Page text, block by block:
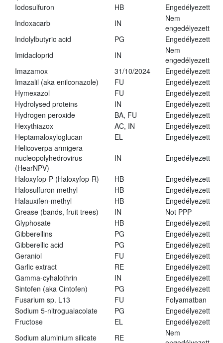
Iodosulfuron
HB
Engedélyezett
Indoxacarb
IN
Nem
engedélyezett
Indolylbutyric acid
PG
Engedélyezett
Imidacloprid
IN
Nem
engedélyezett
Imazamox
31/10/2024
Engedélyezett
Imazalil (aka enilconazole)
FU
Engedélyezett
Hymexazol
FU
Engedélyezett
Hydrolysed proteins
IN
Engedélyezett
Hydrogen peroxide
BA, FU
Engedélyezett
Hexythiazox
AC, IN
Engedélyezett
Heptamaloxyloglucan
EL
Engedélyezett
Helicoverpa armigera
nucleopolyhedrovirus
(HearNPV)
IN Engedélyezett
Haloxyfop-P (Haloxyfop-R) HB
Engedélyezett
Halosulfuron methyl
HB
Engedélyezett
Halauxifen-methyl
HB
Engedélyezett
Grease (bands, fruit trees)
IN
Not PPP
Glyphosate
HB
Engedélyezett
Gibberellins
PG
Engedélyezett
Gibberellic acid
PG
Engedélyezett
Geraniol
FU
Engedélyezett
Garlic extract
RE
Engedélyezett
Gamma-cyhalothrin
IN
Engedélyezett
Sintofen (aka Cintofen)
PG
Engedélyezett
Fusarium sp. L13
FU
Folyamatban
Sodium 5-nitroguaiacolate
PG
Engedélyezett
Fructose
EL
Engedélyezett
Sodium aluminium silicate
RE
Nem